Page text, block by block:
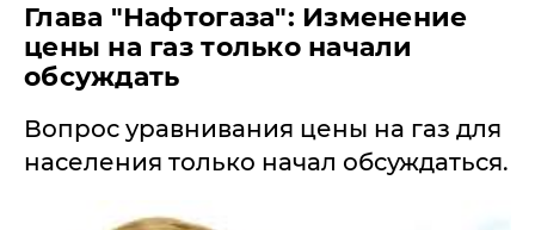
Глава "Нафтогаза": Изменение
цены на газ только начали
обсуждать
Вопрос уравнивания цены на газ для
населения только начал обсуждаться.